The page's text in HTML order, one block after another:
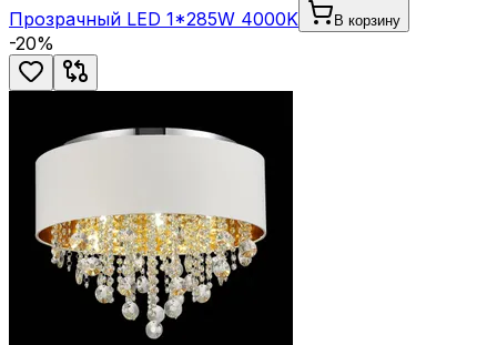
Прозрачный LED 1*285W 4000K
В корзину
-20%